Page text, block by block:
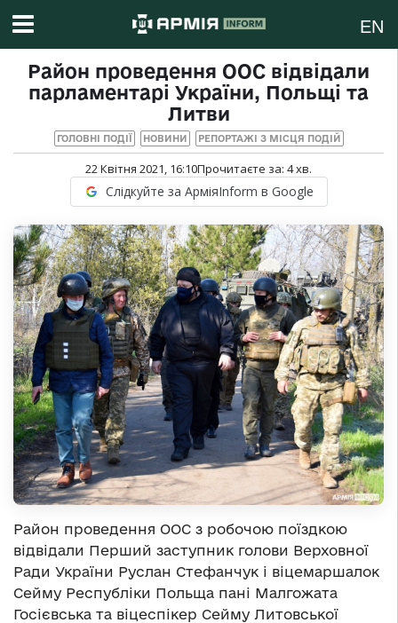
EN
Район проведення ООС відвідали
парламентарі України, Польщі та
Литви
ГОЛОВНІ ПОДІЇ НОВИНИ РЕПОРТАЖІ З МІСЦЯ ПОДІЙ
22 Квітня 2021, 16:10Прочитаєте за: 4хв.
Слідкуйте за АрміяInform в Google
Район проведення ООС з робочою поїздкою
відвідали Перший заступник голови Верховної
Ради України Руслан Стефанчук і віцемаршалок
Сейму Республіки Польща пані Малгожата
Госієвська та віцеспікер Сейму Литовської